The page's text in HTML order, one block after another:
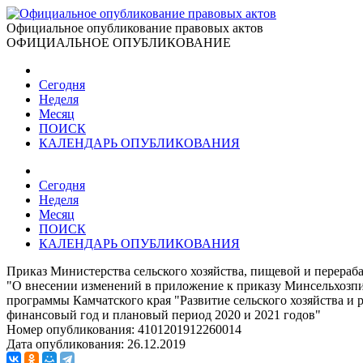
Официальное опубликование правовых актов
ОФИЦИАЛЬНОЕ ОПУБЛИКОВАНИЕ
Сегодня
Неделя
Месяц
ПОИСК
КАЛЕНДАРЬ ОПУБЛИКОВАНИЯ
Сегодня
Неделя
Месяц
ПОИСК
КАЛЕНДАРЬ ОПУБЛИКОВАНИЯ
Приказ Министерства сельского хозяйства, пищевой и
"О внесении изменений в приложение к приказу
программы Камчатского края "Развитие сельского хозяйства
финансовый год и плановый период 2020 и 2021 годов"
Номер опубликования: 4101201912260014
Дата опубликования: 26.12.2019